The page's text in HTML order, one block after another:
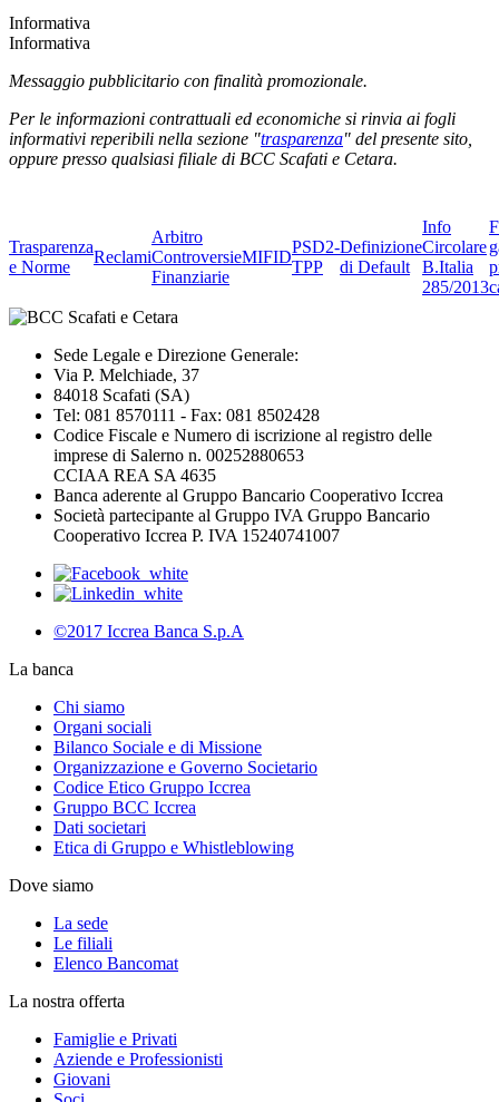
Informativa
Informativa
Messaggio pubblicitario con finalità promozionale.
Per le informazioni contrattuali ed economiche si rinvia ai fogli
informativi reperibili nella sezione "trasparenza" del presente sito,
oppure presso qualsiasi filiale di BCC Scafati e Cetara.
Trasparenza
e Norme
Reclami
Arbitro
Controversie
Finanziarie
MIFID
PSD2-
TPP
Definizione
di Default
Info
Circolare
B.Italia
285/2013
Sede Legale e Direzione Generale:
Via P. Melchiade, 37
84018 Scafati (SA)
Tel: 081 8570111 - Fax: 081 8502428
Codice Fiscale e Numero di iscrizione al registro delle
imprese di Salerno n. 00252880653
CCIAA REA SA 4635
Banca aderente al Gruppo Bancario Cooperativo Iccrea
Società partecipante al Gruppo IVA Gruppo Bancario
Cooperativo Iccrea P. IVA 15240741007
©2017 Iccrea Banca S.p.A
La banca
Chi siamo
Organi sociali
Bilanco Sociale e di Missione
Organizzazione e Governo Societario
Codice Etico Gruppo Iccrea
Gruppo BCC Iccrea
Dati societari
Etica di Gruppo e Whistleblowing
Dove siamo
La sede
Le filiali
Elenco Bancomat
La nostra offerta
Famiglie e Privati
Aziende e Professionisti
Giovani